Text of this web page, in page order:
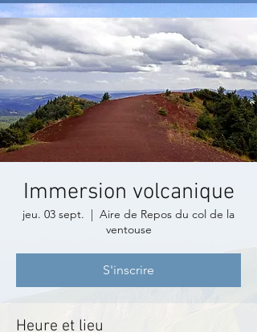
Immersion volcanique
jeu. 03 sept.
  |
Aire de Repos du col de la
ventouse
S'inscrire
Heure et lieu